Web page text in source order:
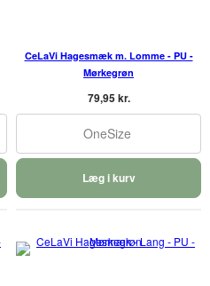
CeLaVi Hagesmæk m. Lomme - PU -
Mørkegrøn
79,95 kr.
OneSize
Læg i kurv